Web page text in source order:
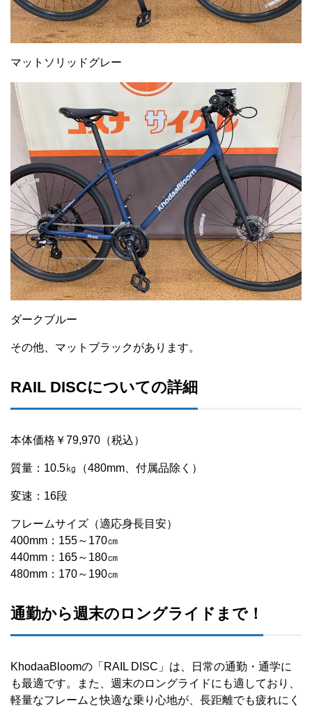
マットソリッドグレー
ダークブルー
その他、マットブラックがあります。
RAIL DISCについての詳細
本体価格￥79,970（税込）
質量：10.5㎏（480mm、付属品除く）
変速：16段
フレームサイズ（適応身長目安）
400mm：155～170㎝
440mm：165～180㎝
480mm：170～190㎝
通勤から週末のロングライドまで！
KhodaaBloomの「RAIL DISC」は、日常の通勤・通学に
も最適です。また、週末のロングライドにも適しており、
軽量なフレームと快適な乗り心地が、長距離でも疲れにく